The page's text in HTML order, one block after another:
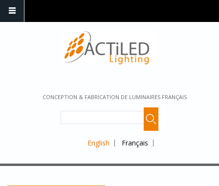
CONCEPTION & FABRICATION DE LUMINAIRES FRANÇAIS
English Français